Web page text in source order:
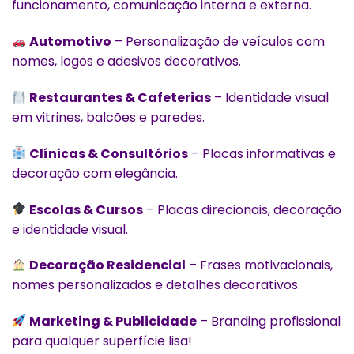
funcionamento, comunicação interna e externa.
Automotivo – Personalização de veículos com
nomes, logos e adesivos decorativos.
Restaurantes & Cafeterias – Identidade visual
em vitrines, balcões e paredes.
Clínicas & Consultórios – Placas informativas e
decoração com elegância.
Escolas & Cursos – Placas direcionais, decoração
e identidade visual.
Decoração Residencial – Frases motivacionais,
nomes personalizados e detalhes decorativos.
Marketing & Publicidade – Branding profissional
para qualquer superfície lisa!